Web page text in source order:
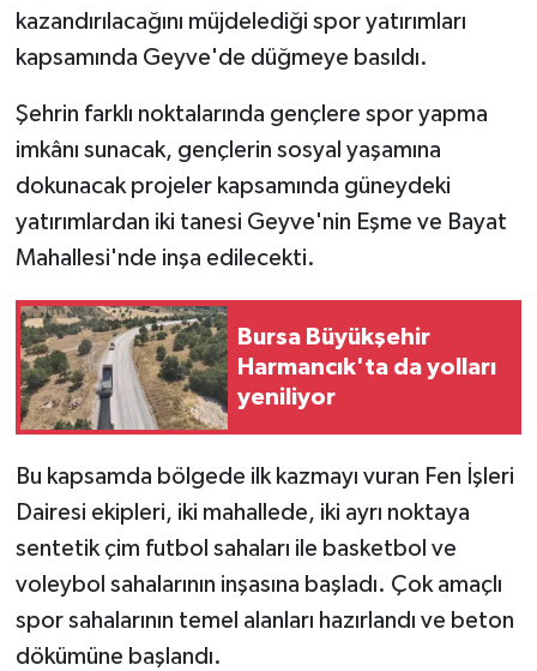
kazandırılacağını müjdelediği spor yatırımları
kapsamında Geyve'de düğmeye basıldı.
Şehrin farklı noktalarında gençlere spor yapma
imkânı sunacak, gençlerin sosyal yaşamına
dokunacak projeler kapsamında güneydeki
yatırımlardan iki tanesi Geyve'nin Eşme ve Bayat
Mahallesi'nde inşa edilecekti.
Bursa Büyükşehir
Harmancık'ta da yolları
yeniliyor
Bu kapsamda bölgede ilk kazmayı vuran Fen İşleri
Dairesi ekipleri, iki mahallede, iki ayrı noktaya
sentetik çim futbol sahaları ile basketbol ve
voleybol sahalarının inşasına başladı. Çok amaçlı
spor sahalarının temel alanları hazırlandı ve beton
dökümüne başlandı.